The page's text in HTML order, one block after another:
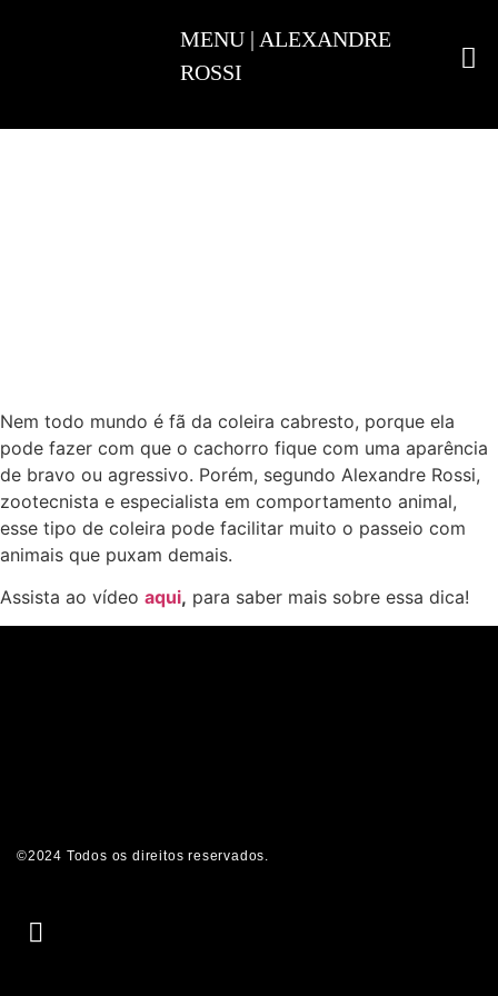
Nem todo mundo é fã da coleira cabresto, porque ela
pode fazer com que o cachorro fique com uma aparência
de bravo ou agressivo. Porém, segundo Alexandre Rossi,
zootecnista e especialista em comportamento animal,
esse tipo de coleira pode facilitar muito o passeio com
animais que puxam demais.
Assista ao vídeo aqui, para saber mais sobre essa dica!
©2024 Todos os direitos reservados.